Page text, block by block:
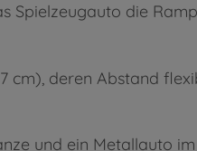
Spielzeugauto die
cm), deren Abstand
und ein Metallauto